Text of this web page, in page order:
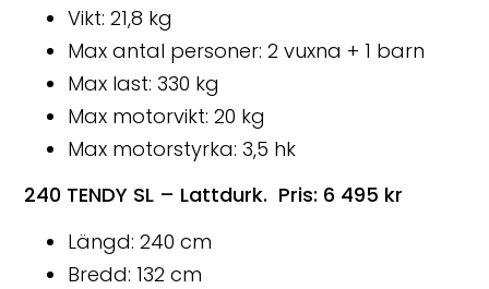
Vikt: 21,8 kg
Max antal personer: 2 vuxna + 1 barn
Max last: 330 kg
Max motorvikt: 20 kg
Max motorstyrka: 3,5 hk
240 TENDY SL – Lattdurk. Pris: 6 495 kr
Längd: 240 cm
Bredd: 132 cm